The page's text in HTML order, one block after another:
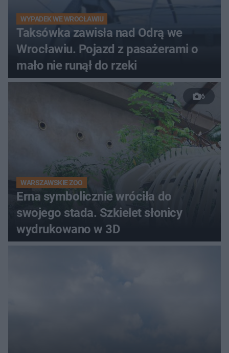
WYPADEK WE WROCŁAWIU
Taksówka zawisła nad Odrą we
Wrocławiu. Pojazd z pasażerami o
mało nie runął do rzeki
6
WARSZAWSKIE ZOO
Erna symbolicznie wróciła do
swojego stada. Szkielet słonicy
wydrukowano w 3D